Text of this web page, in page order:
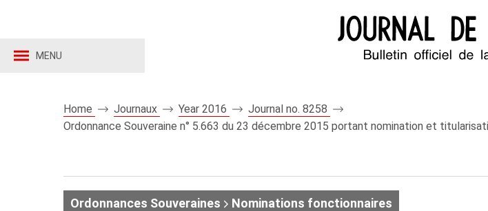
MENU
Home Journaux Year 2016
Journal no. 8258
Ordonnance Souveraine n° 5.663 du 23 décembre 2015 portant nomination et
Ordonnances Souveraines Nominations fonctionnaires